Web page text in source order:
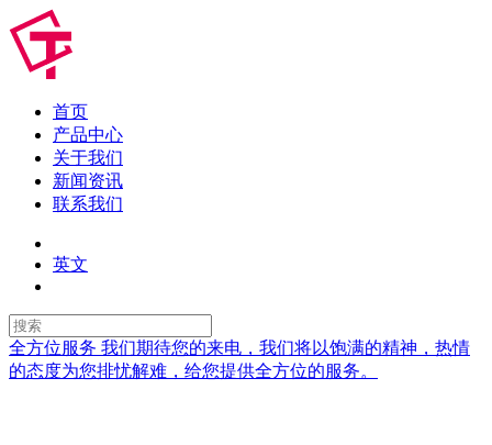
首页
产品中心
关于我们
新闻资讯
联系我们
英文
全方位服务 我们期待您的来电，我们将以饱满的精神，热情
的态度为您排忧解难，给您提供全方位的服务。